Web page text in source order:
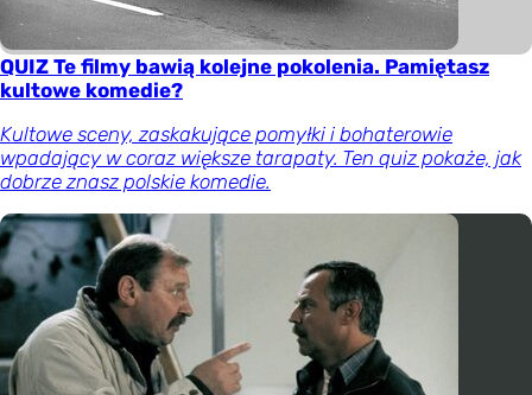
QUIZ Te filmy bawią kolejne pokolenia. Pamiętasz
kultowe komedie?
Kultowe sceny, zaskakujące pomyłki i bohaterowie
wpadający w coraz większe tarapaty. Ten quiz pokaże, jak
dobrze znasz polskie komedie.